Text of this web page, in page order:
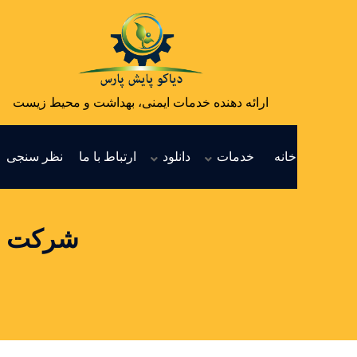
ارائه دهنده خدمات ایمنی، بهداشت و محیط زیست
خانه خدمات دانلود ارتباط با ما نظر سنجی
شرکت